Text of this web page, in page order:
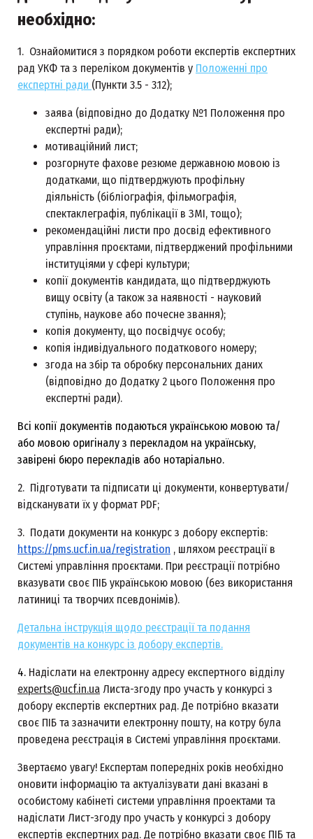
необхідно:
1. Ознайомитися з порядком роботи експертів експертних
рад УКФ та з переліком документів у Положенні про
експертні ради (Пункти 3.5 - 3.12);
заява (відповідно до Додатку №1 Положення про
експертні ради);
мотиваційний лист;
розгорнуте фахове резюме державною мовою із
додатками, що підтверджують профільну
діяльність (бібліографія, фільмографія,
спектаклеграфія, публікації в ЗМІ, тощо);
рекомендаційні листи про досвід ефективного
управління проєктами, підтверджений профільними
інституціями у сфері культури;
копії документів кандидата, що підтверджують
вищу освіту (а також за наявності - науковий
ступінь, наукове або почесне звання);
копія документу, що посвідчує особу;
копія індивідуального податкового номеру;
згода на збір та обробку персональних даних
(відповідно до Додатку 2 цього Положення про
експертні ради).
Всі копії документів подаються українською мовою та/
або мовою оригіналу з перекладом на українську,
завірені бюро перекладів або нотаріально.
2. Підготувати та підписати ці документи, конвертувати/
відсканувати їх у формат PDF;
3. Подати документи на конкурс з добору експертів:
https://pms.ucf.in.ua/registration , шляхом реєстрації в
Системі управління проєктами. При реєстрації потрібно
вказувати своє ПІБ українською мовою (без використання
латиниці та творчих псевдонімів).
Детальна інструкція щодо реєстрації та подання
документів на конкурс із добору експертів.
4. Надіслати на електронну адресу експертного відділу
experts@ucf.in.ua Листа-згоду про участь у конкурсі з
добору експертів експертних рад. Де потрібно вказати
своє ПІБ та зазначити електронну пошту, на котру була
проведена реєстрація в Системі управління проєктами.
Звертаємо увагу! Експертам попередніх років необхідно
оновити інформацію та актуалізувати дані вказані в
особистому кабінеті системи управління проектами та
надіслати Лист-згоду про участь у конкурсі з добору
експертів експертних рад. Де потрібно вказати своє ПІБ та